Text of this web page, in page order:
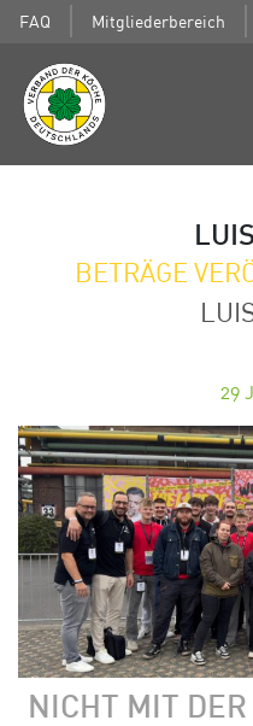
FAQ Mitgliederbereich
BETRÄGE
29
NICHT MIT